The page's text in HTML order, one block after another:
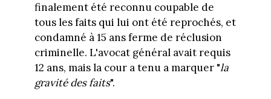
finalement été reconnu coupable de
tous les faits qui lui ont été reprochés, et
condamné à 15 ans ferme de réclusion
criminelle. L'avocat général avait requis
12 ans, mais la cour a tenu a marquer "la
gravité des faits".